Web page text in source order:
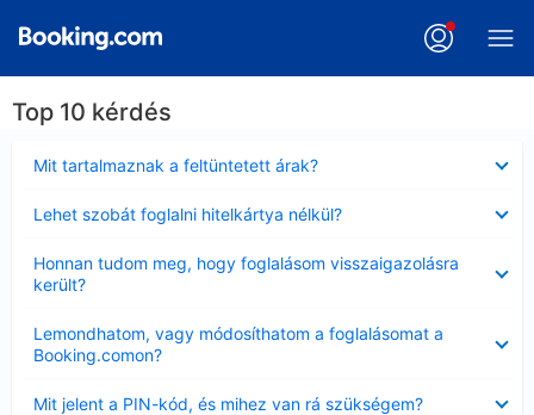
Top 10 kérdés
Mit tartalmaznak a feltüntetett árak?
Lehet szobát foglalni hitelkártya nélkül?
Honnan tudom meg, hogy foglalásom visszaigazolásra
került?
Lemondhatom, vagy módosíthatom a foglalásomat a
Booking.comon?
Mit jelent a PIN-kód, és mihez van rá szükségem?